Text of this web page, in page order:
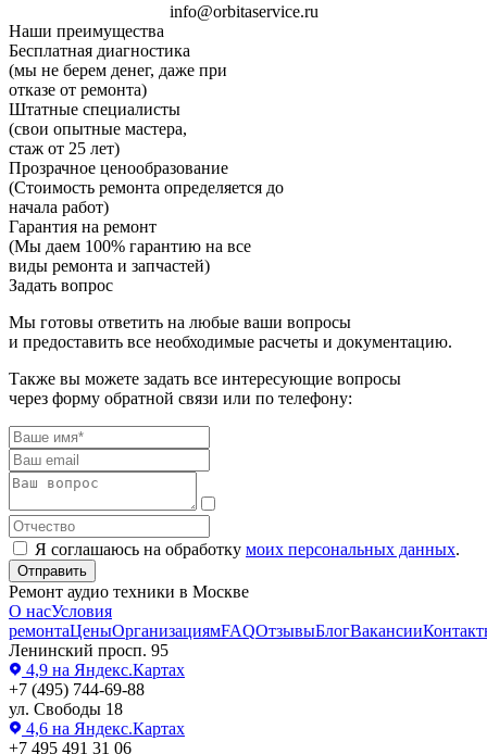
info@orbitaservice.ru
Наши преимущества
Бесплатная диагностика
(мы не берем денег, даже при
отказе от ремонта)
Штатные специалисты
(свои опытные мастера,
стаж от 25 лет)
Прозрачное ценообразование
(Стоимость ремонта определяется до
начала работ)
Гарантия на ремонт
(Мы даем 100% гарантию на все
виды ремонта и запчастей)
Задать вопрос
Мы готовы ответить на любые ваши вопросы
и предоставить все необходимые расчеты и документацию.
Также вы можете задать все интересующие вопросы
через форму обратной связи или по телефону:
Я соглашаюсь на обработку моих персональных данных.
Отправить
Ремонт аудио техники в Москве
О насУсловия
ремонтаЦеныОрганизациямFAQОтзывыБлогВакансии
Ленинский просп. 95
4,9 на Яндекс.Картах
+7 (495) 744-69-88
ул. Свободы 18
4,6 на Яндекс.Картах
+7 495 491 31 06